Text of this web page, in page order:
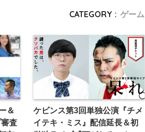
CATEGORY : ゲーム
＆
査
ケビンス第3回単独公演『チメ
イテキ・ミス』配信延長＆初